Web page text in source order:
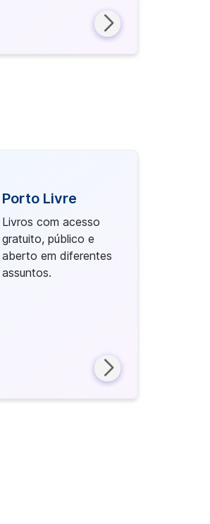
Porto Livre
Livros com acesso
gratuito, público e
aberto em diferentes
assuntos.